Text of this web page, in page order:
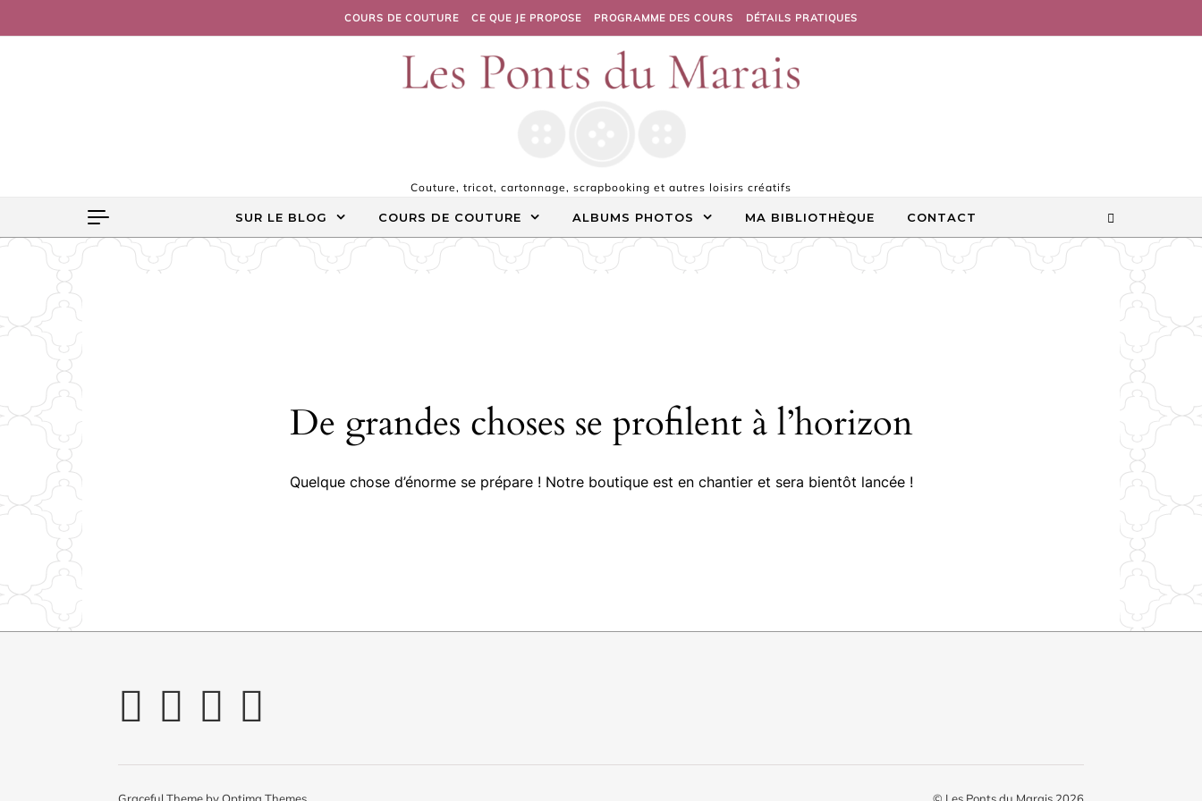
COURS DE COUTURE CE QUE JE PROPOSE PROGRAMME DES COURS DÉTAILS PRATIQUES
Couture, tricot, cartonnage, scrapbooking et autres loisirs créatifs
SUR LE BLOG COURS DE COUTURE ALBUMS PHOTOS MA BIBLIOTHÈQUE CONTACT
De grandes choses se profilent à l’horizon
Quelque chose d’énorme se prépare ! Notre boutique est en chantier et sera bientôt lancée !